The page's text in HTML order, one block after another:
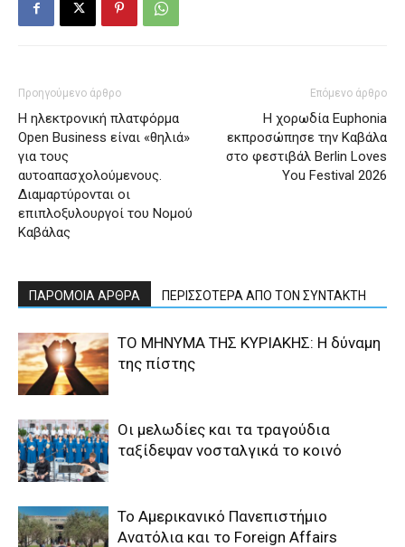
Προηγούμενο άρθρο
Η ηλεκτρονική πλατφόρμα
Open Business είναι «θηλιά»
για τους
αυτοαπασχολούμενους.
Διαμαρτύρονται οι
επιπλοξυλουργοί του Νομού
Καβάλας
Επόμενο άρθρο
Η χορωδία Euphonia
εκπροσώπησε την Καβάλα
στο φεστιβάλ Berlin Loves
You Festival 2026
ΠΑΡΟΜΟΙΑ ΑΡΘΡΑ ΠΕΡΙΣΣΟΤΕΡΑ ΑΠΟ ΤΟΝ ΣΥΝΤΑΚΤΗ
ΤΟ ΜΗΝΥΜΑ ΤΗΣ ΚΥΡΙΑΚΗΣ: Η δύναμη
της πίστης
Οι μελωδίες και τα τραγούδια
ταξίδεψαν νοσταλγικά το κοινό
Το Αμερικανικό Πανεπιστήμιο
Ανατόλια και το Foreign Affairs